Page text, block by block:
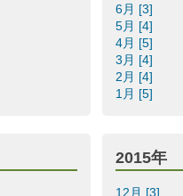
6月 [3]
5月 [4]
4月 [5]
3月 [4]
2月 [4]
1月 [5]
2015年
12月 [3]